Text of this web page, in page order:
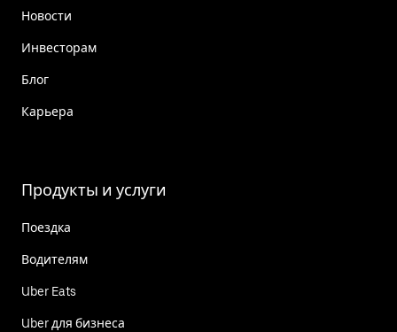
Новости
Инвесторам
Блог
Карьера
Продукты и услуги
Поездка
Водителям
Uber Eats
Uber для бизнеса